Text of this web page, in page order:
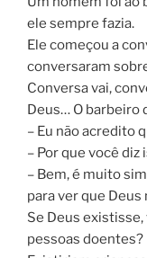
ele sempre fazia.
Ele começou a
conversaram
Conversa vai,
Deus… O barbeiro
– Eu não acredito
– Por que você
– Bem, é muito
para ver que Deus
Se Deus
pessoas doentes?